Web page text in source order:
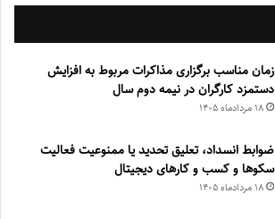
زمان مناسب برگزاری مذاکرات مربوط به افزایش
دستمزد کارگران در نیمه دوم سال
۱۸ مرداد‌ماه ۱۴۰۵
ضوابط انسداد، تعليق تحديد يا ممنوعيت فعاليت
سكوها و كسب و كارهای ديجيتال
۱۸ مرداد‌ماه ۱۴۰۵